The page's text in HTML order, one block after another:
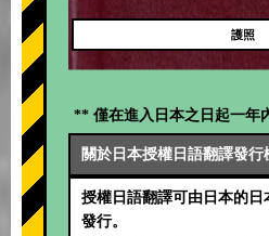
護照
** 僅在進入日本之日起一年
關於日本授權日語翻譯發行
授權日語翻譯可由日本的日
發行。